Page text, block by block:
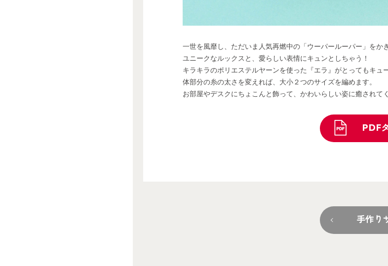
一世を風靡し、ただいま人気再燃中の「ウーパールーパー」をか
ユニークなルックスと、愛らしい表情にキュンとしちゃう！
キラキラのポリエステルヤーンを使った『エラ』がとってもキュ
体部分の糸の太さを変えれば、大小２つのサイズを編めます。
お部屋やデスクにちょこんと飾って、かわいらしい姿に癒されて
PDF
手作り